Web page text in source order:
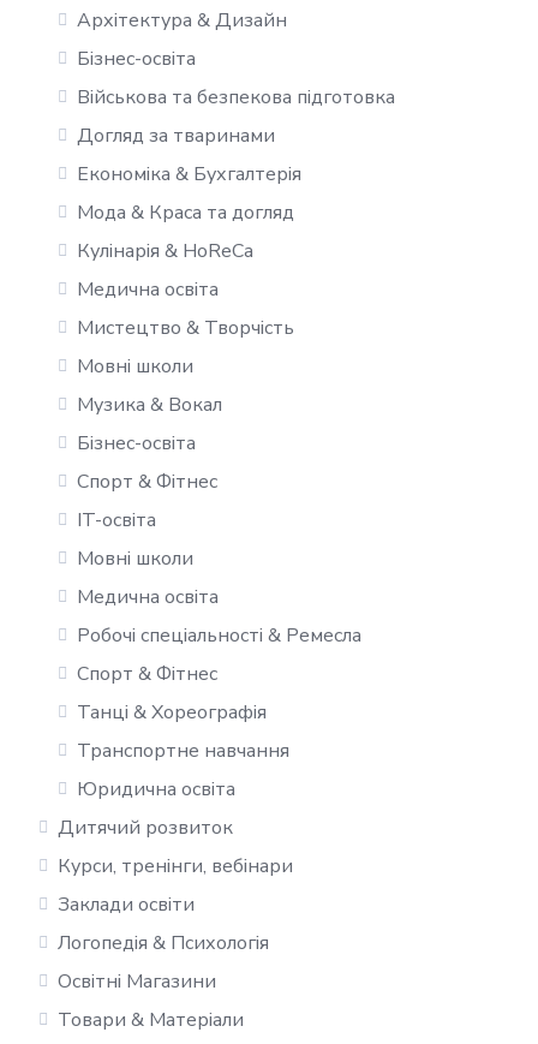
Архітектура & Дизайн
Бізнес-освіта
Військова та безпекова підготовка
Догляд за тваринами
Економіка & Бухгалтерія
Мода & Краса та догляд
Кулінарія & HoReCa
Медична освіта
Мистецтво & Творчість
Мовні школи
Музика & Вокал
Бізнес-освіта
Спорт & Фітнес
IT-освіта
Мовні школи
Медична освіта
Робочі спеціальності & Ремесла
Спорт & Фітнес
Танці & Хореографія
Транспортне навчання
Юридична освіта
Дитячий розвиток
Курси, тренінги, вебінари
Заклади освіти
Логопедія & Психологія
Освітні Магазини
Товари & Матеріали